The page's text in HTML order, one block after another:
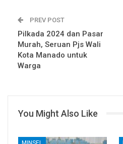
PREV POST
Pilkada 2024 dan Pasar
Murah, Seruan Pjs Wali
Kota Manado untuk
Warga
You Might Also Like